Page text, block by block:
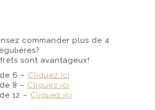
$
à
4
,
7
commander plus de 4
sont avantageux!
6 – Cliquez ici
8 – Cliquez ici
12 – Cliquez ici